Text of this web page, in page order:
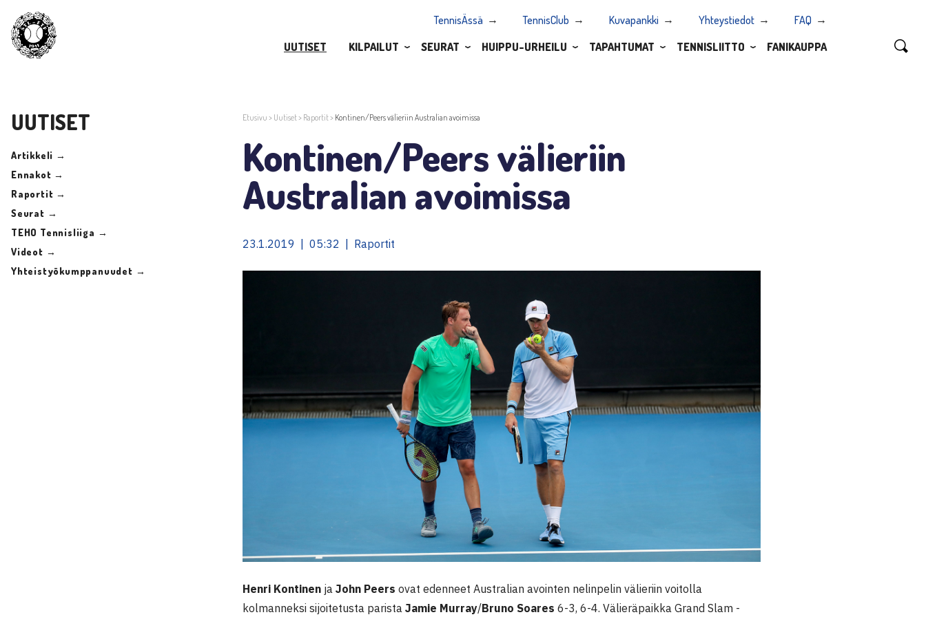
TennisÄssä TennisClub Kuvapankki Yhteystiedot
FAQ
UUTISET
KILPAILUT SEURAT HUIPPU-URHEILU TAPAHTUMAT TENNISLIITTO FANIKAUPPA
UUTISET
Artikkeli →
Ennakot →
Raportit →
Seurat →
TEHO Tennisliiga →
Videot →
Yhteistyökumppanuudet →
Etusivu > Uutiset> Raportit> Kontinen/Peers välieriin Australian avoimissa
Kontinen/Peers välieriin
Australian avoimissa
23.1.2019 | 05:32 | Raportit
Henri Kontinen ja John Peers ovat edenneet Australian avointen nelinpelin välieriin voitolla
kolmanneksi sijoitetusta parista Jamie Murray/Bruno Soares 6-3, 6-4. Välieräpaikka Grand Slam -